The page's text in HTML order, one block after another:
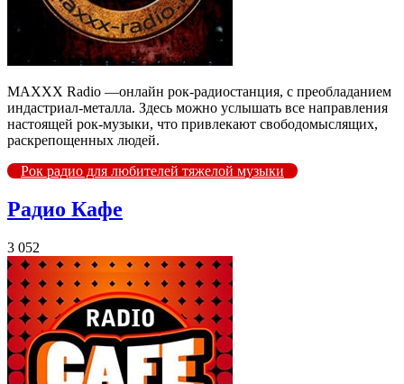
MAXXX Radio —онлайн рок-радиостанция, с преобладанием
индастриал-металла. Здесь можно услышать все направления
настоящей рок-музыки, что привлекают свободомыслящих,
раскрепощенных людей.
Рок радио для любителей тяжелой музыки
Радио Кафе
3 052